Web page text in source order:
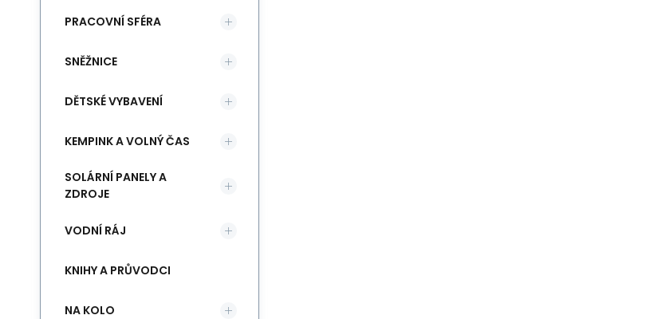
PRACOVNÍ SFÉRA
SNĚŽNICE
DĚTSKÉ VYBAVENÍ
KEMPINK A VOLNÝ ČAS
SOLÁRNÍ PANELY A
ZDROJE
VODNÍ RÁJ
KNIHY A PRŮVODCI
NA KOLO